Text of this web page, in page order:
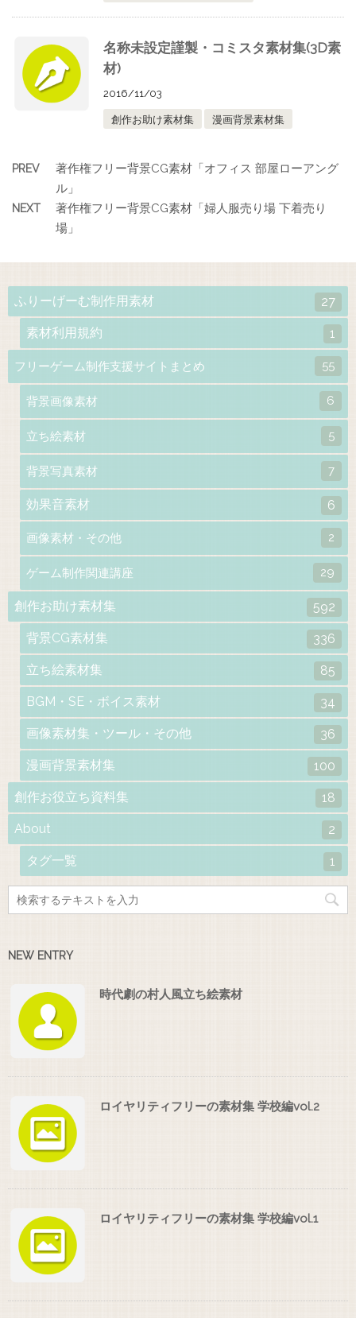
名称未設定謹製・コミスタ素材集(3D素
材)
2016/11/03
創作お助け素材集 漫画背景素材集
PREV
著作権フリー背景CG素材「オフィス 部屋ローアング
ル」
NEXT
著作権フリー背景CG素材「婦人服売り場 下着売り
場」
ふりーげーむ制作用素材 27
素材利用規約 1
フリーゲーム制作支援サイトまとめ 55
背景画像素材 6
立ち絵素材 5
背景写真素材 7
効果音素材 6
画像素材・その他 2
ゲーム制作関連講座 29
創作お助け素材集 592
背景CG素材集 336
立ち絵素材集 85
BGM・SE・ボイス素材 34
画像素材集・ツール・その他 36
漫画背景素材集 100
創作お役立ち資料集 18
About 2
タグ一覧 1
NEW ENTRY
時代劇の村人風立ち絵素材
ロイヤリティフリーの素材集 学校編vol.2
ロイヤリティフリーの素材集 学校編vol.1